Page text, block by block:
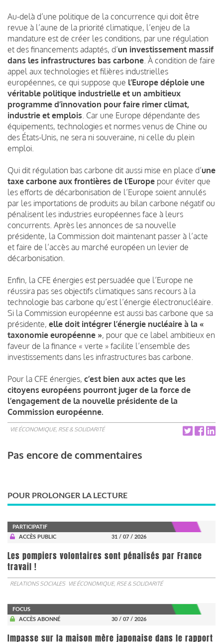
Au-delà d’une politique de la concurrence qui doit être
revue à l’aune de la priorité climatique, l’enjeu de la
mandature est de créer les conditions, par une régulation
et des financements adaptés, d’un investissement massif
dans les infrastructures bas carbone . À condition de faire
appel aux technologies et filières industrielles
européennes, ce qui suppose que l’Europe déploie une
véritable politique industrielle et un ambitieux
programme d’innovation pour faire rimer climat,
industrie et emplois . Car une Europe dépendante des
équipements, technologies et normes venus de Chine ou
des États-Unis, ne sera ni souveraine, ni celle du plein
emploi.
Qui dit régulation bas carbone dit aussi mise en place d’une
taxe carbone aux frontières de l’Europe pour éviter que
les efforts de décarbonisation de l’Europe soient annulés
par les importations de produits au bilan carbone négatif ou
pénalisent les industries européennes face à leurs
concurrents. Après les annonces de sa nouvelle
présidente, la Commission doit maintenant passer à l’acte
et faire de l’accès au marché européen un levier de
décarbonisation.
Enfin, la CFE énergies est persuadée que l’Europe ne
réussira pas ses objectifs climatiques sans recours à la
technologie bas carbone qu’est l’énergie électronucléaire.
Si la Commission européenne est aussi bas carbone que sa
présidente, elle doit intégrer l’énergie nucléaire à la «
taxonomie européenne », pour que ce label ambitieux en
faveur de la finance « verte » facilite l’ensemble des
investissements dans les infrastructures bas carbone.
Pour la CFE énergies, c’est bien aux actes que les
citoyens européens pourront juger de la force de
l’engagement de la nouvelle présidente de la
Commission européenne.
VIE ÉCONOMIQUE, RSE & SOLIDARITÉ
Pas encore de commentaires
POUR PROLONGER LA LECTURE
PARTICIPATIF
ACCÈS PUBLIC
31 / 07 / 2026
Les pompiers volontaires sont pénalisés par France
travail !
RELATIONS SOCIALES VIE ÉCONOMIQUE, RSE & SOLIDARITÉ
FOCUS
ACCÈS ABONNÉ
30 / 07 / 2026
Impasse sur la maison mère japonaise dans le rapport